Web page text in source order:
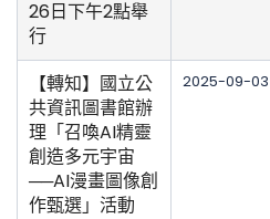
26日下午2點舉
行
【轉知】國立公
共資訊圖書館辦
理「召喚AI精靈
創造多元宇宙
──AI漫畫圖像創
作甄選」活動
2025-09-03